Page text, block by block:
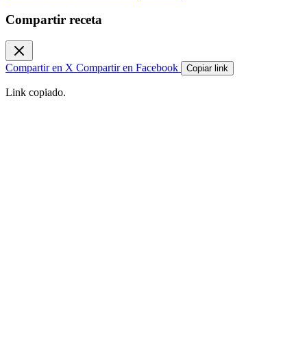
Compartir receta
Compartir en X Compartir en Facebook Copiar link
Link copiado.